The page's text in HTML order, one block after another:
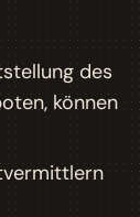
des
können